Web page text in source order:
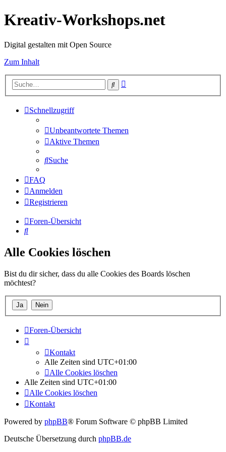
Kreativ-Workshops.net
Digital gestalten mit Open Source
Zum Inhalt
Suche
Schnellzugriff
Unbeantwortete Themen
Aktive Themen
Suche
FAQ
Anmelden
Registrieren
Foren-Übersicht
Suche
Alle Cookies löschen
Bist du dir sicher, dass du alle Cookies des Boards löschen
möchtest?
Foren-Übersicht
Kontakt
Alle Zeiten sind UTC+01:00
Alle Cookies löschen
Alle Zeiten sind UTC+01:00
Alle Cookies löschen
Kontakt
Powered by phpBB® Forum Software © phpBB Limited
Deutsche Übersetzung durch phpBB.de